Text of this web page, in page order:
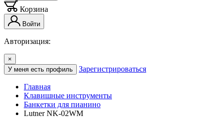
Корзина
Войти
Авторизация:
×
У меня есть профиль
Зарегистрироваться
Главная
Клавишные инструменты
Банкетки для пианино
Lutner NK-02WM